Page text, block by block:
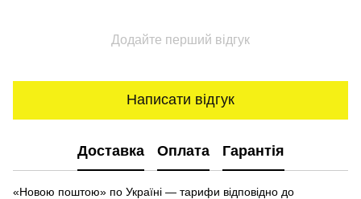
Додайте перший відгук
Написати відгук
Доставка Оплата Гарантія
«Новою поштою» по Україні — тарифи відповідно до